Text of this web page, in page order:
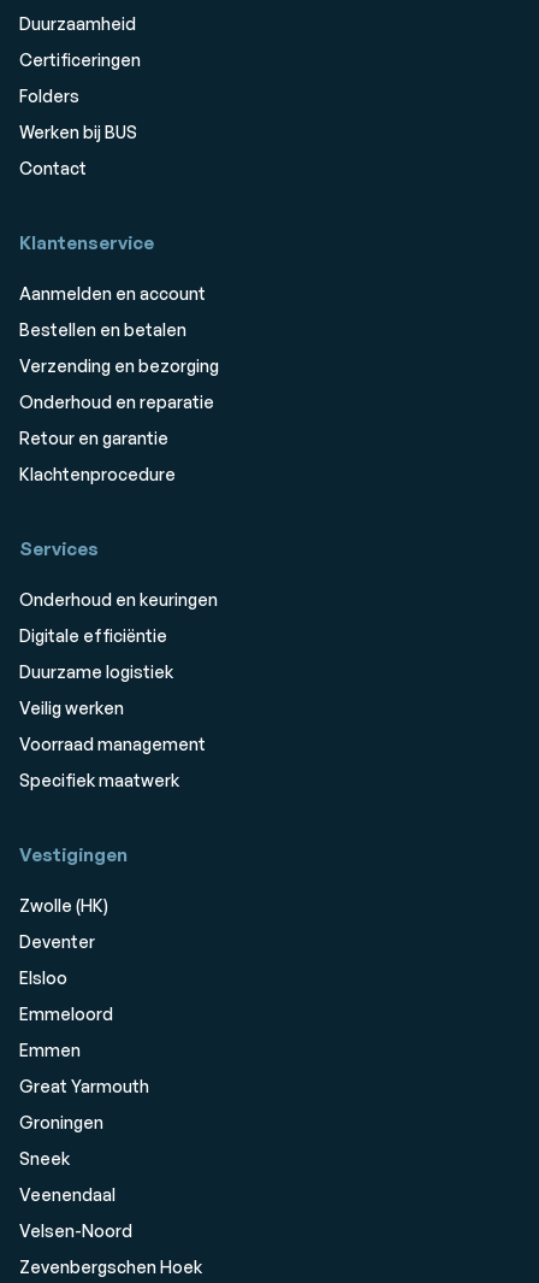
Duurzaamheid
Certificeringen
Folders
Werken bij BUS
Contact
Klantenservice
Aanmelden en account
Bestellen en betalen
Verzending en bezorging
Onderhoud en reparatie
Retour en garantie
Klachtenprocedure
Services
Onderhoud en keuringen
Digitale efficiëntie
Duurzame logistiek
Veilig werken
Voorraad management
Specifiek maatwerk
Vestigingen
Zwolle (HK)
Deventer
Elsloo
Emmeloord
Emmen
Great Yarmouth
Groningen
Sneek
Veenendaal
Velsen-Noord
Zevenbergschen Hoek